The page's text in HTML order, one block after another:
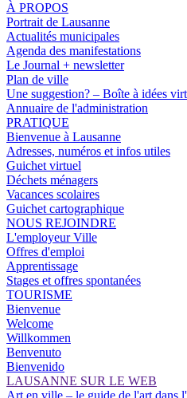
À PROPOS
Portrait de Lausanne
Actualités municipales
Agenda des manifestations
Le Journal + newsletter
Plan de ville
Une suggestion? – Boîte à idées
Annuaire de l'administration
PRATIQUE
Bienvenue à Lausanne
Adresses, numéros et infos utiles
Guichet virtuel
Déchets ménagers
Vacances scolaires
Guichet cartographique
NOUS REJOINDRE
L'employeur Ville
Offres d'emploi
Apprentissage
Stages et offres spontanées
TOURISME
Bienvenue
Welcome
Willkommen
Benvenuto
Bienvenido
LAUSANNE SUR LE WEB